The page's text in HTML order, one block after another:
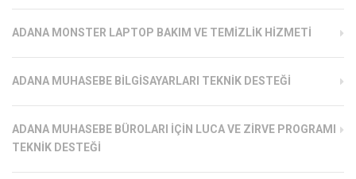
ADANA MONSTER LAPTOP BAKIM VE TEMIZLIK HIZMETI
ADANA MUHASEBE BILGISAYARLARI TEKNIK DESTEĞI
ADANA MUHASEBE BÜROLARI İÇIN LUCA VE ZIRVE PROGRAMI
TEKNIK DESTEĞI